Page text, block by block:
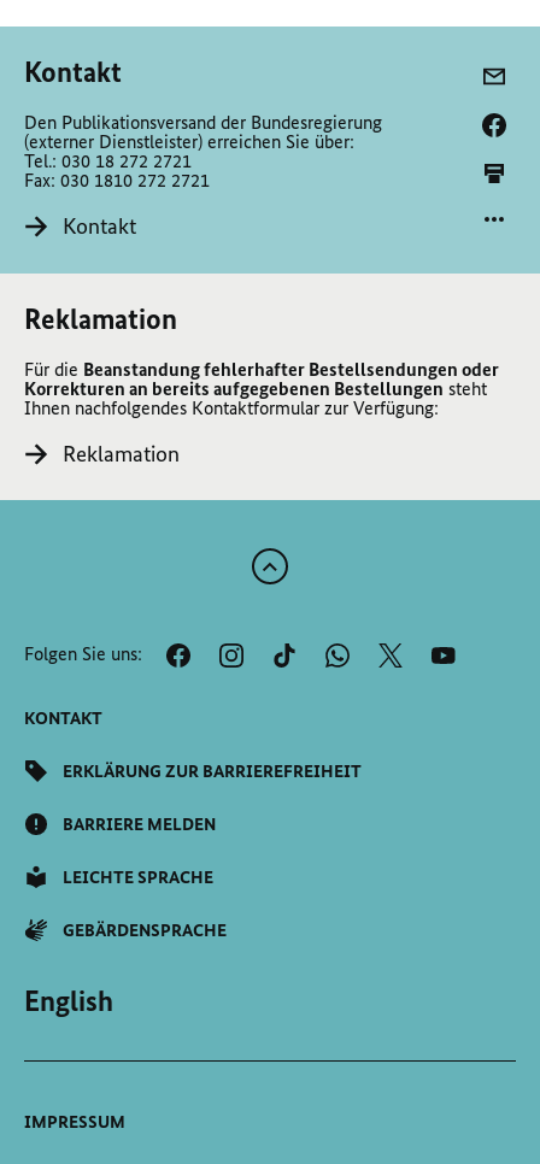
Kontakt
Den Publikationsversand der Bundesregierung
(externer Dienstleister) erreichen Sie über:
Tel.: 030 18 272 2721
Fax: 030 1810 272 2721
Kontakt
Reklamation
Für die Beanstandung fehlerhafter Bestellsendungen oder
Korrekturen an bereits aufgegebenen Bestellungen steht
Ihnen nachfolgendes Kontaktformular zur Verfügung:
Reklamation
Zum
der
Seite
Folgen Sie uns:
KONTAKT
ERKLÄRUNG ZUR BARRIEREFREIHEIT
BARRIERE MELDEN
LEICHTE SPRACHE
GEBÄRDENSPRACHE
English
IMPRESSUM